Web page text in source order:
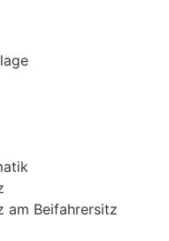
am Beifahrersitz